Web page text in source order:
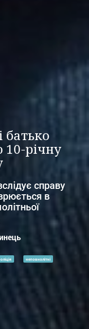
батько
10-річну
справу
в
неповнолітні